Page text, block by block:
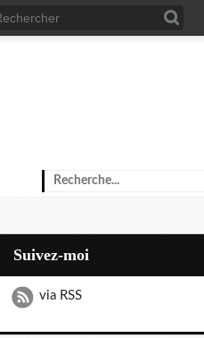
Suivez-moi
via RSS